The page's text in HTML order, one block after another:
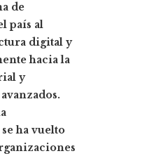
de
país al
digital y
hacia la
y
ha vuelto